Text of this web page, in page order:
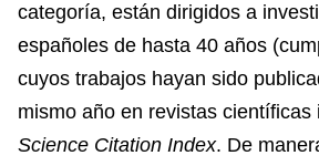
categoría, están dirigidos a
españoles de hasta 40 años
cuyos trabajos hayan sido
mismo año en revistas científicas
Science Citation Index. De